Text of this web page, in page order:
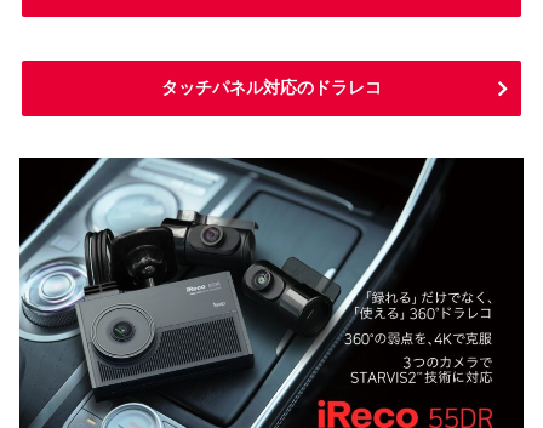
タッチパネル対応のドラレコ